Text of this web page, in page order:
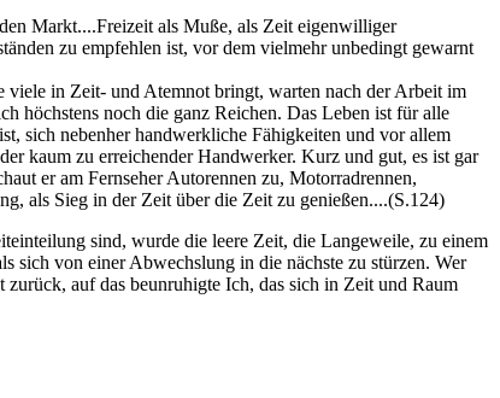
Markt....Freizeit als Muße, als Zeit eigenwilliger
zu empfehlen ist, vor dem vielmehr unbedingt gewarnt
viele in Zeit- und Atemnot bringt, warten nach der Arbeit im
höchstens noch die ganz Reichen. Das Leben ist für alle
sich nebenher handwerkliche Fähigkeiten und vor allem
kaum zu erreichender Handwerker. Kurz und gut, es ist gar
er am Fernseher Autorennen zu, Motorradrennen,
als Sieg in der Zeit über die Zeit zu genießen....(S.124)
sind, wurde die leere Zeit, die Langeweile, zu einem
sich von einer Abwechslung in die nächste zu stürzen. Wer
auf das beunruhigte Ich, das sich in Zeit und Raum